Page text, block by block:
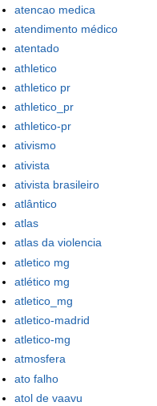
atencao medica
atendimento médico
atentado
athletico
athletico pr
athletico_pr
athletico-pr
ativismo
ativista
ativista brasileiro
atlântico
atlas
atlas da violencia
atletico mg
atlético mg
atletico_mg
atletico-madrid
atletico-mg
atmosfera
ato falho
atol de vaavu